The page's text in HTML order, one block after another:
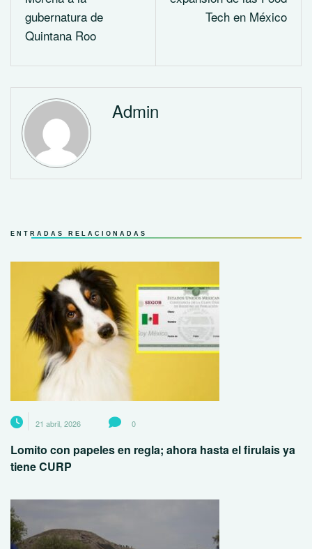
gubernatura de
Quintana Roo
Tech en México
Admin
ENTRADAS RELACIONADAS
21 abril, 2026 0
Lomito con papeles en regla; ahora hasta el firulais ya
tiene CURP